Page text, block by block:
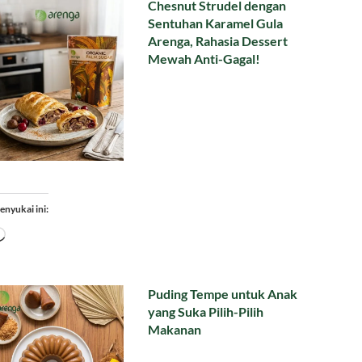
Chesnut Strudel dengan
Sentuhan Karamel Gula
Arenga, Rahasia Dessert
Mewah Anti-Gagal!
ini:
Memuat...
Puding Tempe untuk Anak
yang Suka Pilih-Pilih
Makanan